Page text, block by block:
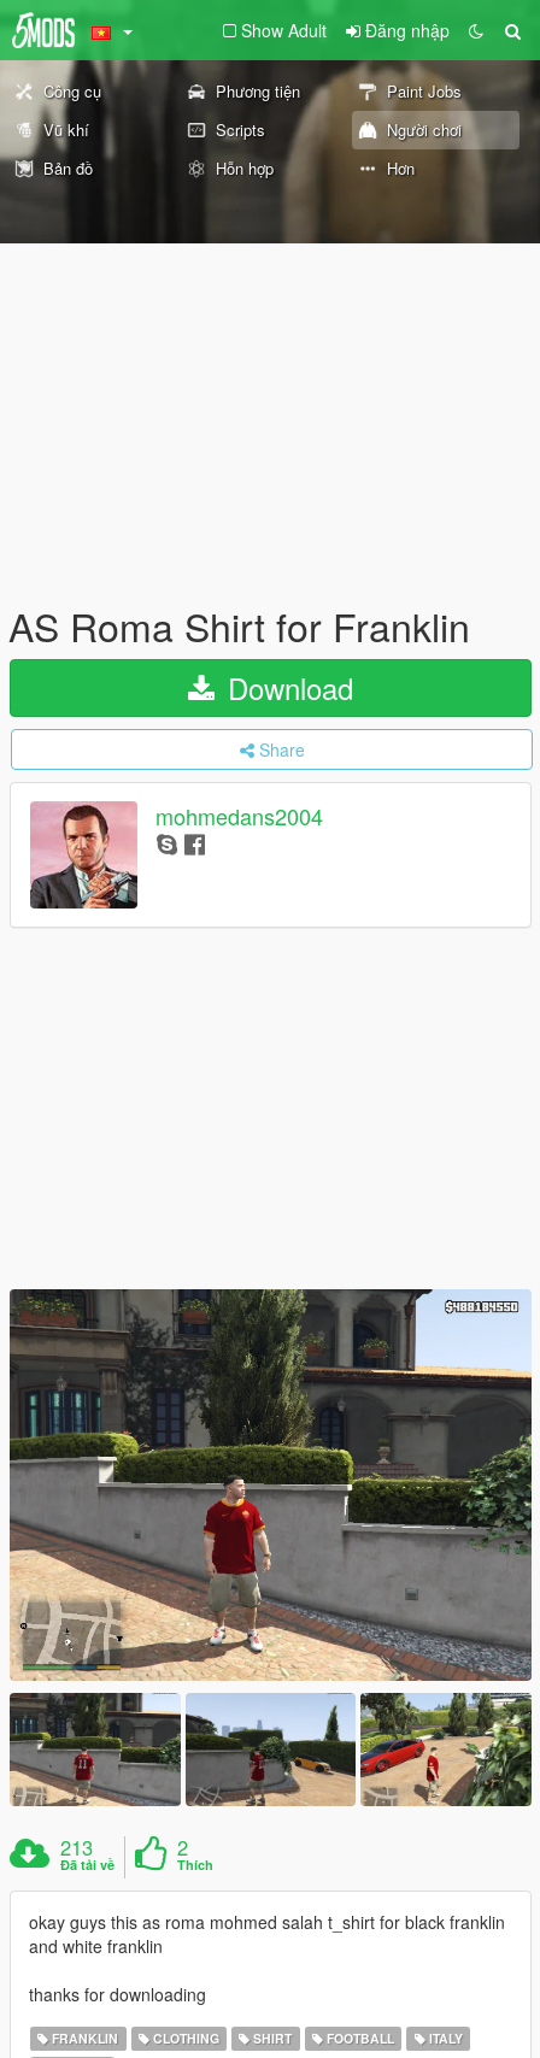
Show Adult Đăng nhập
Công cụ Phương tiện
Paint Jobs
Vũ khí
Scripts
Người chơi
Bản đồ
Hỗn hợp Hơn
AS Roma Shirt for Franklin
Download
Share
mohmedans2004
213
Đã tải về
2
Thích
okay guys this as roma mohmed salah t_shirt for black franklin
and white franklin
thanks for downloading
FRANKLIN CLOTHING SHIRT FOOTBALL
ITALY